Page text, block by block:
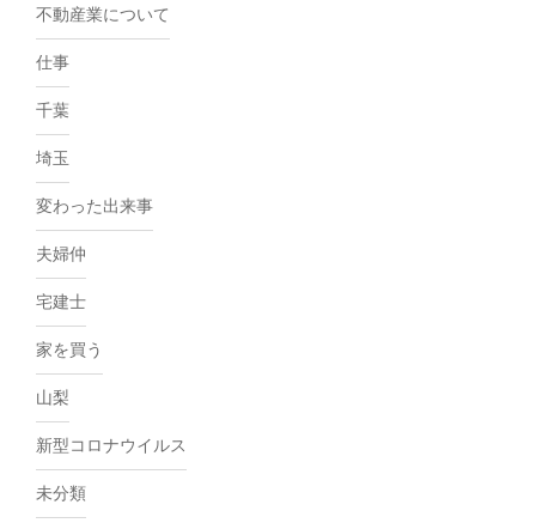
不動産業について
仕事
千葉
埼玉
変わった出来事
夫婦仲
宅建士
家を買う
山梨
新型コロナウイルス
未分類